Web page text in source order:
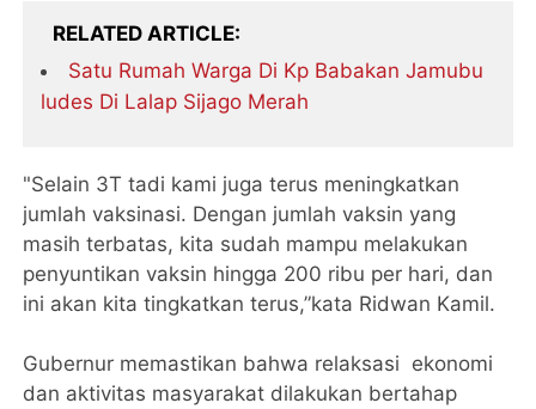
RELATED ARTICLE
Satu Rumah Warga Di Kp Babakan Jamubu
ludes Di Lalap Sijago Merah
"Selain 3T tadi kami juga terus meningkatkan
jumlah vaksinasi. Dengan jumlah vaksin yang
masih terbatas, kita sudah mampu melakukan
penyuntikan vaksin hingga 200 ribu per hari, dan
ini akan kita tingkatkan terus,”kata Ridwan Kamil.
Gubernur memastikan bahwa relaksasi ekonomi
dan aktivitas masyarakat dilakukan bertahap